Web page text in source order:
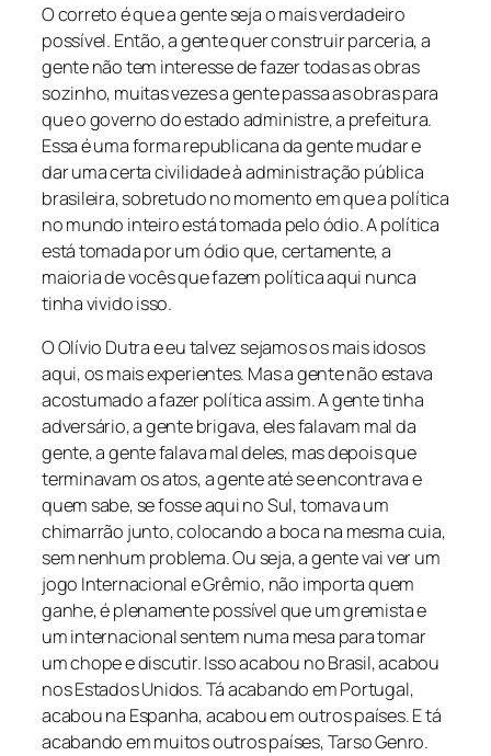
O correto é que a gente seja o mais verdadeiro
possível. Então, a gente quer construir parceria, a
gente não tem interesse de fazer todas as obras
sozinho, muitas vezes a gente passa as obras para
que o governo do estado administre, a prefeitura.
Essa é uma forma republicana da gente mudar e
dar uma certa civilidade à administração pública
brasileira, sobretudo no momento em que a política
no mundo inteiro está tomada pelo ódio. A política
está tomada por um ódio que, certamente, a
maioria de vocês que fazem política aqui nunca
tinha vivido isso.
O Olívio Dutra e eu talvez sejamos os mais idosos
aqui, os mais experientes. Mas a gente não estava
acostumado a fazer política assim. A gente tinha
adversário, a gente brigava, eles falavam mal da
gente, a gente falava mal deles, mas depois que
terminavam os atos, a gente até se encontrava e
quem sabe, se fosse aqui no Sul, tomava um
chimarrão junto, colocando a boca na mesma cuia,
sem nenhum problema. Ou seja, a gente vai ver um
jogo Internacional e Grêmio, não importa quem
ganhe, é plenamente possível que um gremista e
um internacional sentem numa mesa para tomar
um chope e discutir. Isso acabou no Brasil, acabou
nos Estados Unidos. Tá acabando em Portugal,
acabou na Espanha, acabou em outros países. E tá
acabando em muitos outros países, Tarso Genro.